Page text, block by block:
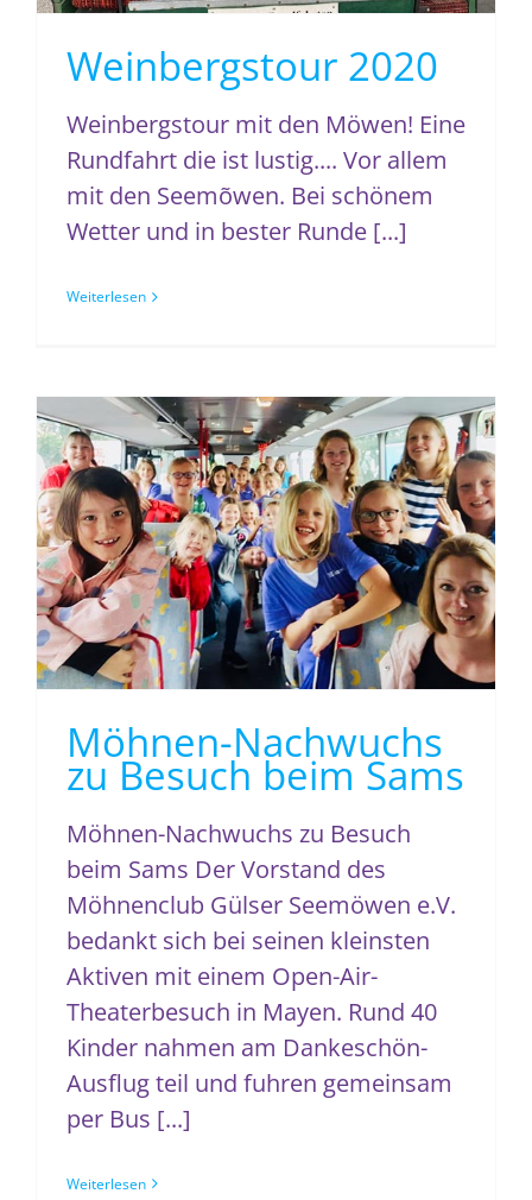
Weinbergstour 2020
Weinbergstour mit den Möwen! Eine
Rundfahrt die ist lustig.... Vor allem
mit den Seemõwen. Bei schönem
Wetter und in bester Runde [...]
Weiterlesen
Möhnen-Nachwuchs zu Besuch beim
Sams
Möhnen-Nachwuchs
zu Besuch beim Sams
Möhnen-Nachwuchs zu Besuch
beim Sams Der Vorstand des
Möhnenclub Gülser Seemöwen e.V.
bedankt sich bei seinen kleinsten
Aktiven mit einem Open-Air-
Theaterbesuch in Mayen. Rund 40
Kinder nahmen am Dankeschön-
Ausflug teil und fuhren gemeinsam
per Bus [...]
Weiterlesen